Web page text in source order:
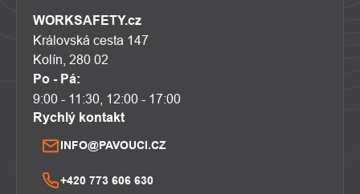
WORKSAFETY.cz
Královská cesta 147
Kolín, 280 02
Po - Pá:
9:00 - 11:30, 12:00 - 17:00
Rychlý kontakt
INFO@PAVOUCI.CZ
+420 773 606 630